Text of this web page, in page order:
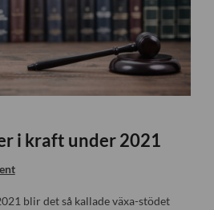
i kraft under 2021
blir det så kallade växa-stödet